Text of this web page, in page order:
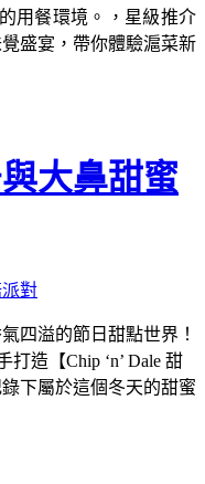
用餐環境。，星級推介
盛宴，帶你體驗滬菜新
大鼻甜蜜
四溢的節日甜點世界！
打造【Chip ‘n’ Dale 甜
下屬於這個冬天的甜蜜